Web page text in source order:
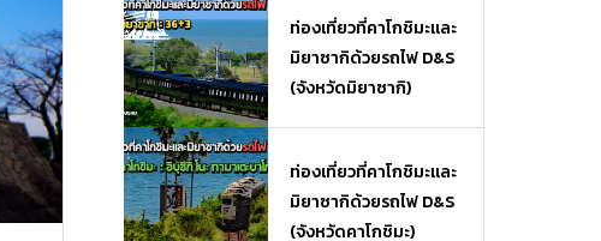
ท่องเที่ยวที่คาโกชิมะและ
มิยาซากิด้วยรถไฟ D&S
(จังหวัดมิยาซากิ)
ท่องเที่ยวที่คาโกชิมะและ
มิยาซากิด้วยรถไฟ D&S
(จังหวัดคาโกชิมะ)